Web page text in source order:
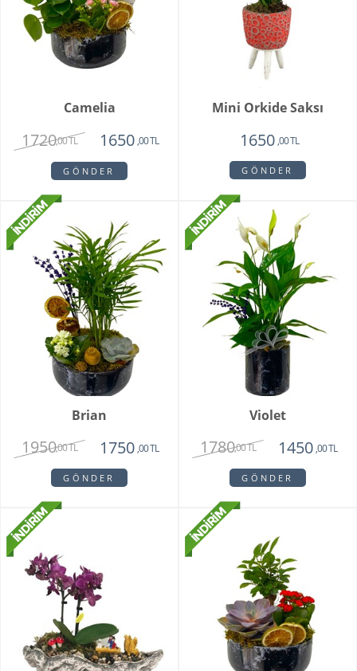
Camelia
1720,00 TL 1650,00 TL
GÖNDER
Mini Orkide Saksı
1650,00 TL
GÖNDER
Brian
1950,00 TL 1750 ,00 TL
GÖNDER
Violet
1780,00 TL 1450 ,00 TL
GÖNDER